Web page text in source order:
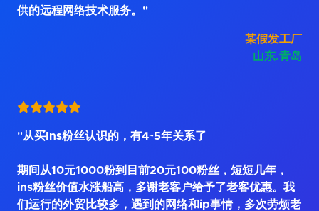
供的远程网络技术服务。"
某假发工厂
山东.青岛
"从买Ins粉丝认识的，有4~5年关系了
期间从10元1000粉到目前20元100粉丝，短短几年，
ins粉丝价值水涨船高，多谢老客户给予了老客优惠。我
们运行的外贸比较多，遇到的网络和ip事情，多次劳烦老